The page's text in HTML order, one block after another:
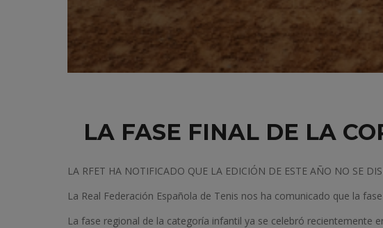
LA FASE FINAL DE LA
LA RFET HA NOTIFICADO QUE LA EDICIÓN DE ESTE AÑO NO SE
La Real Federación Española de Tenis nos ha comunicado que la
La fase regional de la categoría infantil ya se celebró recientemente